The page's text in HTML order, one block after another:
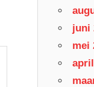
juni
mei